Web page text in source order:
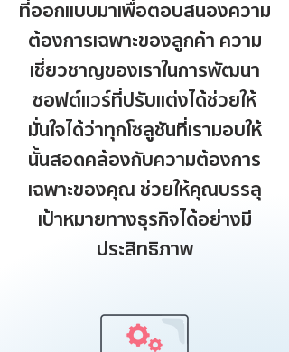
ที่ออกแบบมาเพื่อตอบสนองความ
ต้องการเฉพาะของลูกค้า ความ
เชี่ยวชาญของเราในการพัฒนา
ซอฟต์แวร์ที่ปรับแต่งได้ช่วยให้
มั่นใจได้ว่าทุกโซลูชันที่เรามอบให้
นั้นสอดคล้องกับความต้องการ
เฉพาะของคุณ ช่วยให้คุณบรรลุ
เป้าหมายทางธุรกิจได้อย่างมี
ประสิทธิภาพ